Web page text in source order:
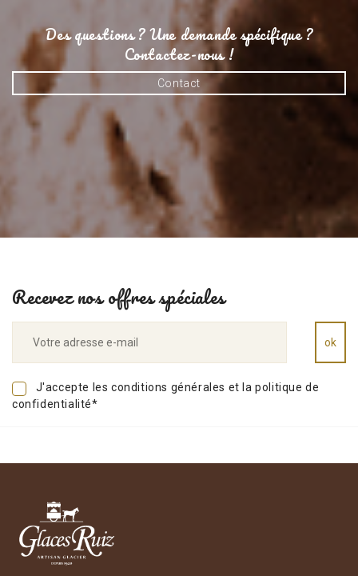
Des questions ? Une demande spécifique ?
Contactez-nous !
Contact
Recevez nos offres spéciales
J'accepte les conditions générales et la politique de
confidentialité*